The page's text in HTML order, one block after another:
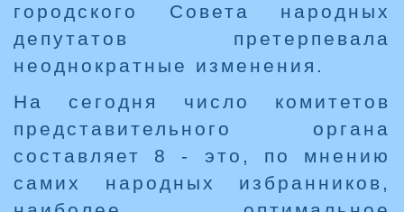
городского Совета народных
депутатов претерпевала
неоднократные изменения.
На сегодня число комитетов
представительного органа
составляет 8 - это, по мнению
самих народных избранников,